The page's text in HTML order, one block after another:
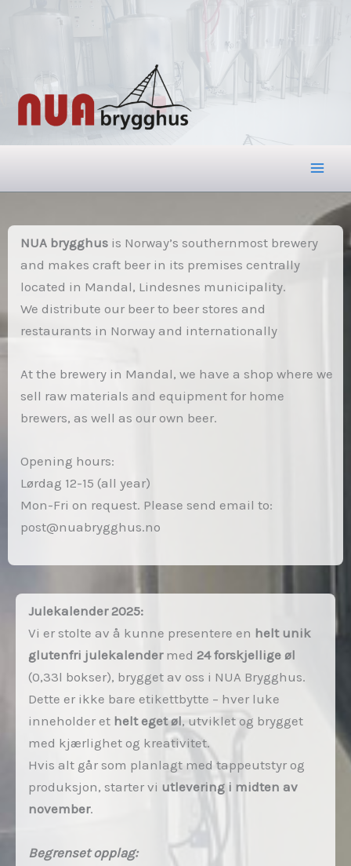
innholdet
NUA brygghus is Norway’s southernmost brewery
and makes craft beer in its premises centrally
located in Mandal, Lindesnes municipality.
We distribute our beer to beer stores and
restaurants in Norway and internationally
At the brewery in Mandal, we have a shop where we
sell raw materials and equipment for home
brewers, as well as our own beer.
Opening hours:
Lørdag 12-15 (all year)
Mon-Fri on request. Please send email to:
post@nuabrygghus.no
Julekalender 2025:
Vi er stolte av å kunne presentere en helt unik
glutenfri julekalendermed 24 forskjellige øl
(0,33l bokser), brygget av oss i NUA Brygghus.
Dette er ikke bare etikettbytte – hver luke
inneholder et helt eget øl, utviklet og brygget
med kjærlighet og kreativitet.
Hvis alt går som planlagt med tappeutstyr og
produksjon, starter vi utlevering i midten av
november.
Begrenset opplag: